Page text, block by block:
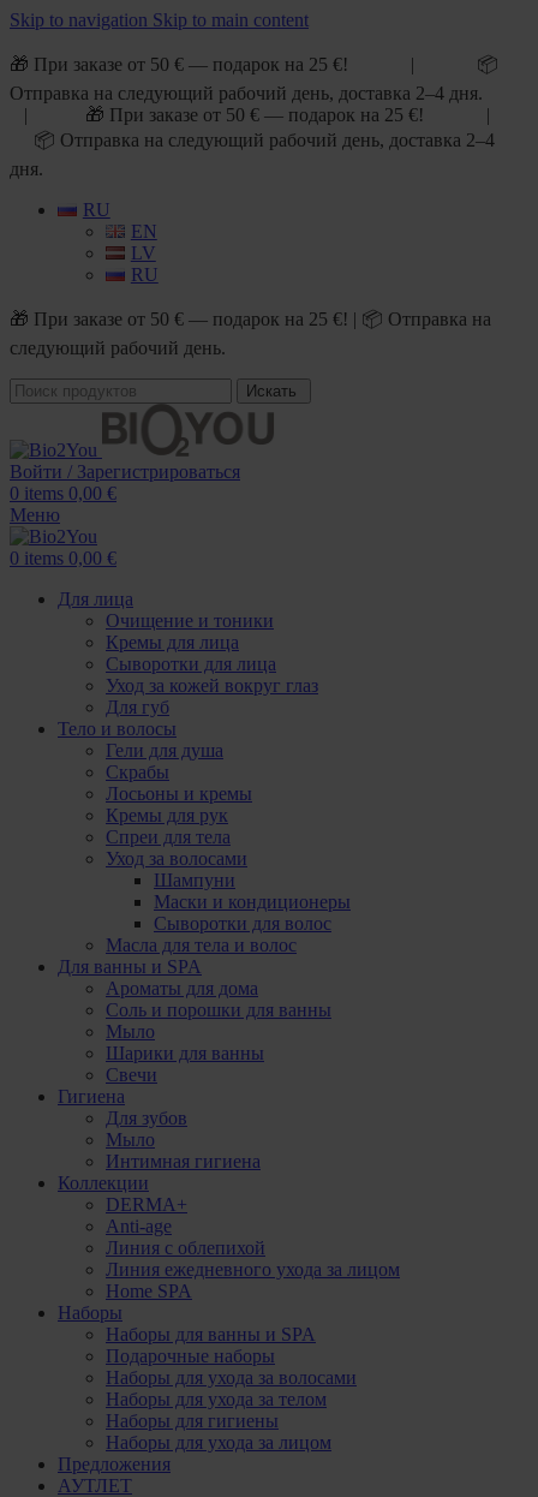
Skip to navigation Skip to main content
🎁 При заказе от 50 € — подарок на 25 €! | 📦
Отправка на следующий рабочий день, доставка 2–4 дня.
| 🎁 При заказе от 50 € — подарок на 25 €! |
📦 Отправка на следующий рабочий день, доставка 2–4
дня.
RU
EN
LV
RU
🎁 При заказе от 50 € — подарок на 25 €! | 📦 Отправка на
следующий рабочий день.
Искать
Войти / Зарегистрироваться
0 items 0,00 €
Меню
0 items 0,00 €
Для лица
Очищение и тоники
Кремы для лица
Сыворотки для лица
Уход за кожей вокруг глаз
Для губ
Тело и волосы
Гели для душа
Скрабы
Лосьоны и кремы
Кремы для рук
Спреи для тела
Уход за волосами
Шампуни
Маски и кондиционеры
Сыворотки для волос
Масла для тела и волос
Для ванны и SPA
Ароматы для дома
Соль и порошки для ванны
Мыло
Шарики для ванны
Свечи
Гигиена
Для зубов
Мыло
Интимная гигиена
Коллекции
DERMA+
Anti-age
Линия с облепихой
Линия ежедневного ухода за лицом
Home SPA
Наборы
Наборы для ванны и SPA
Подарочные наборы
Наборы для ухода за волосами
Наборы для ухода за телом
Наборы для гигиены
Наборы для ухода за лицом
Предложения
АУТЛЕТ